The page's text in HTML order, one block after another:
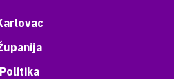
Politika